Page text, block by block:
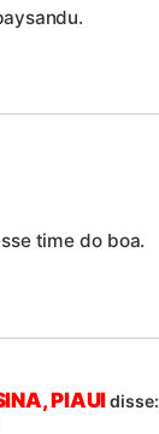
time do boa.
PIAUIdisse: